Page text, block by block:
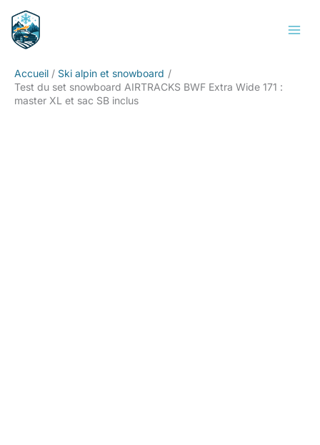
contenu
Accueil
Ski alpin et snowboard
Test du set snowboard AIRTRACKS BWF Extra Wide 171 :
master XL et sac SB inclus
Rechercher